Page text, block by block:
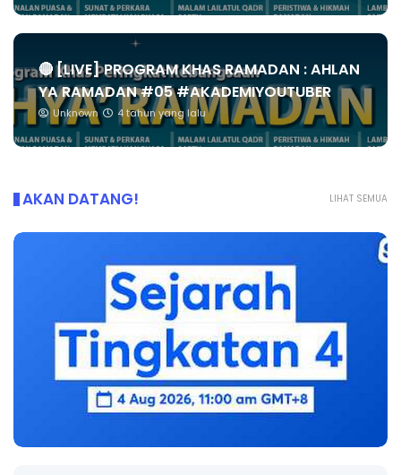
🔴 [LIVE] PROGRAM KHAS RAMADAN : AHLAN
YA RAMADAN #05 #AKADEMIYOUTUBER
Unknown 4 tahun yang lalu
LIHAT SEMUA
AKAN DATANG!